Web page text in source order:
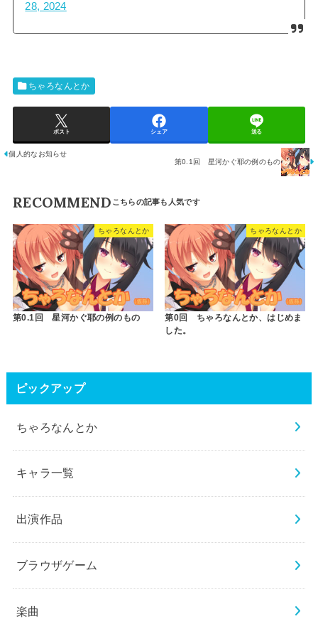
28, 2024
ちゃろなんとか
ポスト シェア 送る
個人的なお知らせ
第0.1回 星河かぐ耶の例のもの
RECOMMEND
ちゃろなんとか
第0.1回 星河かぐ耶の例のもの
ちゃろなんとか
第0回 ちゃろなんとか、はじめま
した。
ピックアップ
ちゃろなんとか
キャラ一覧
出演作品
ブラウザゲーム
楽曲